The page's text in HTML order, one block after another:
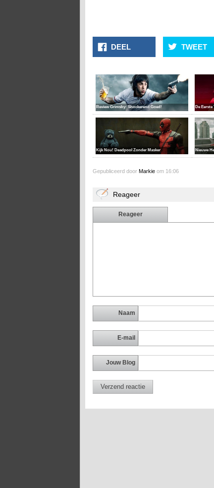
DEEL TWEET
Review Grimsby: Shockerend Goed! De Eerste
Kijk Nou! Deadpool Zonder Masker Nieuwe
Gepubliceerd door Markie om 16:06
Reageer
Reageer
Naam
E-mail
Jouw Blog